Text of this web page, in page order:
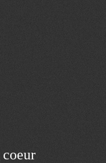
coeur